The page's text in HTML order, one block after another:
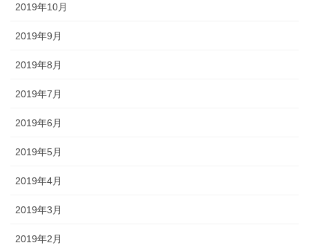
2019年10月
2019年9月
2019年8月
2019年7月
2019年6月
2019年5月
2019年4月
2019年3月
2019年2月